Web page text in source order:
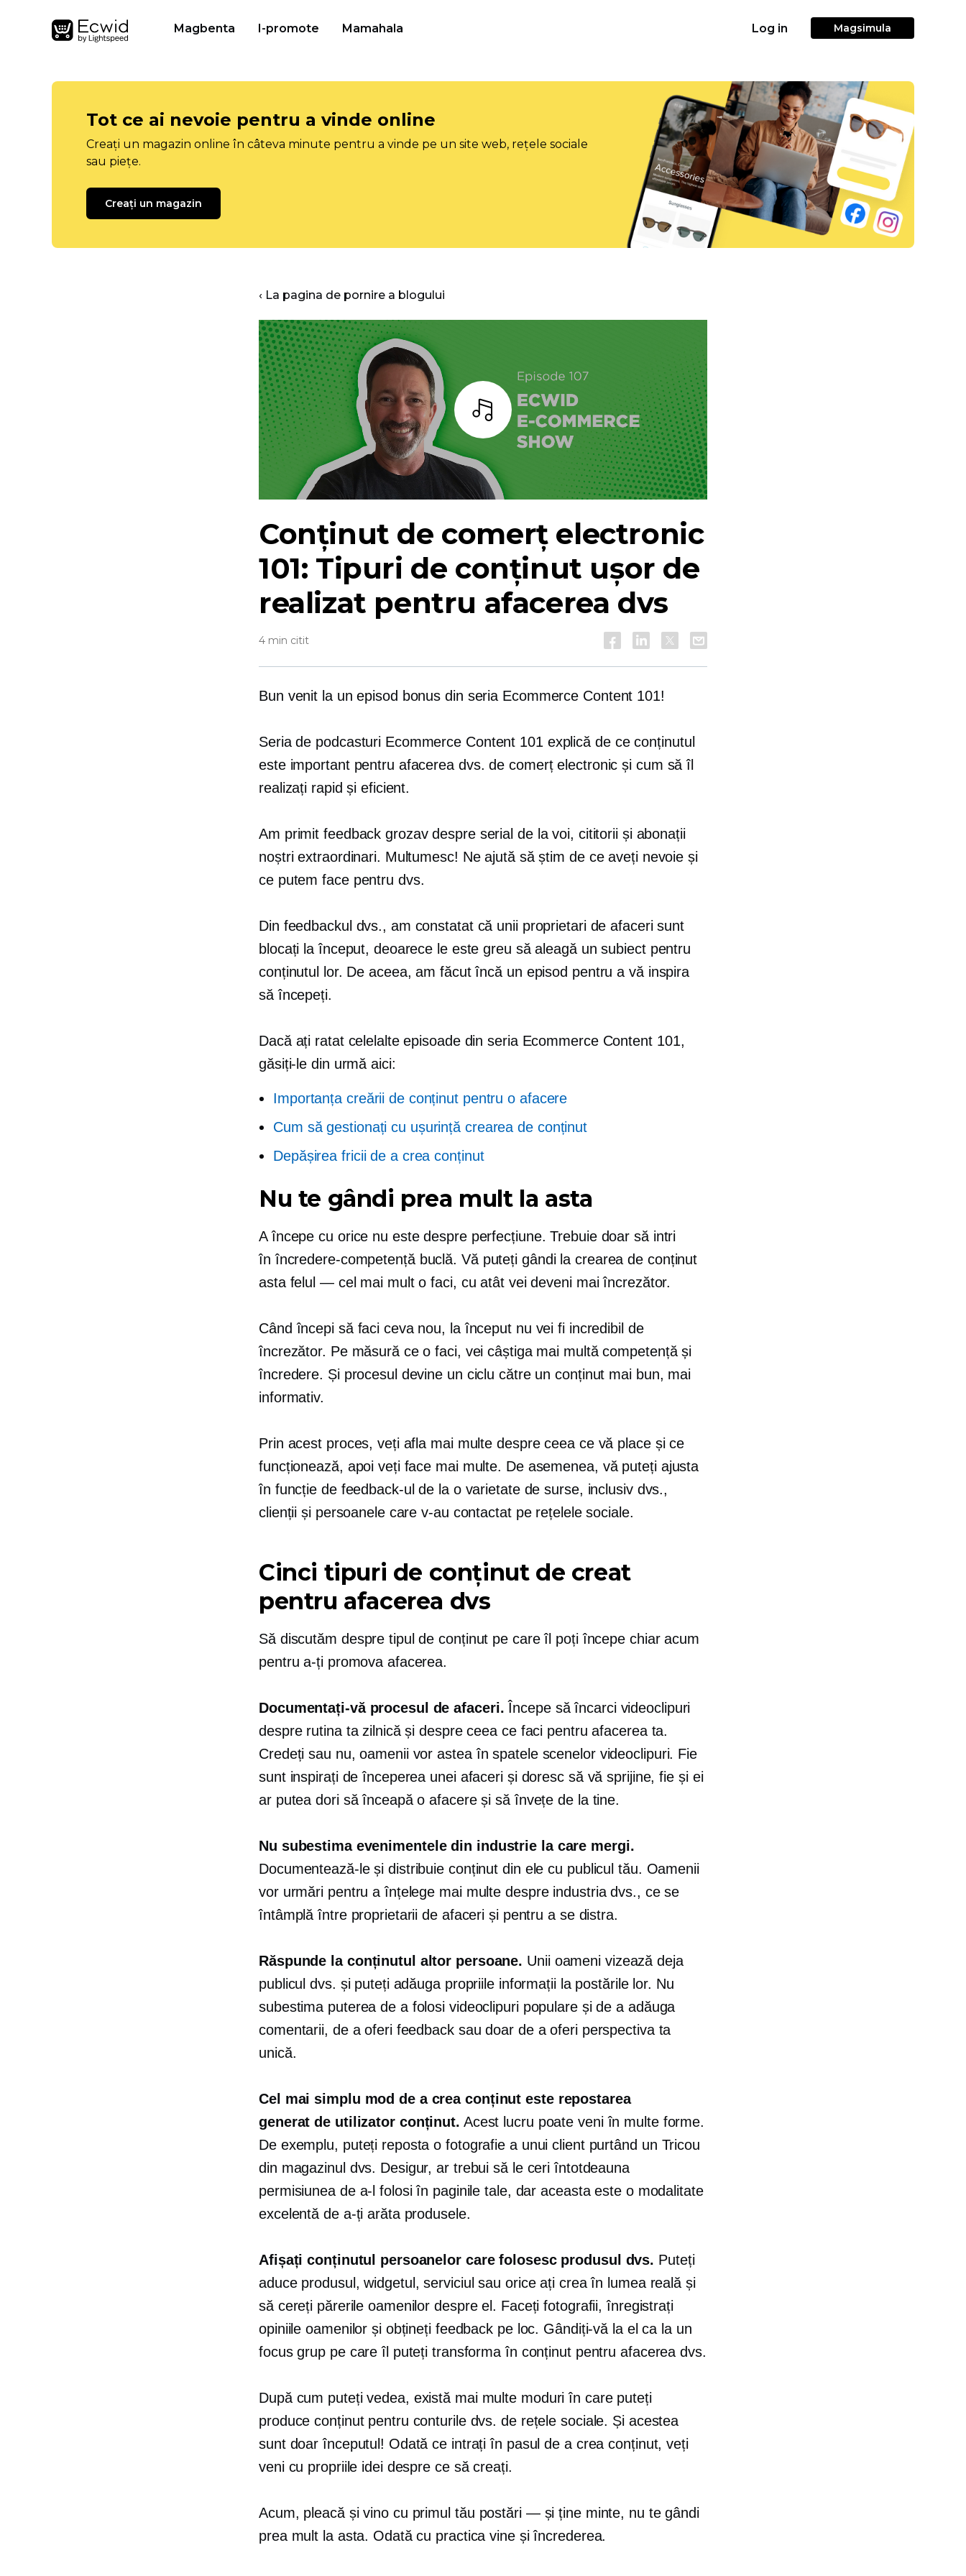
Magbenta I-promote Mamahala Log in Magsimula
Tot ce ai nevoie pentru a vinde online
Creați un magazin online în câteva minute pentru a vinde pe un site web, rețele sociale
sau piețe.
Creați un magazin
‹ La pagina de pornire a blogului
Asculta
Conținut de comerț electronic
101: Tipuri de conținut ușor de
realizat pentru afacerea dvs
4 min citit
Bun venit la un episod bonus din seria Ecommerce Content 101!
Seria de podcasturi Ecommerce Content 101 explică de ce conținutul
este important pentru afacerea dvs. de comerț electronic și cum să îl
realizați rapid și eficient.
Am primit feedback grozav despre serial de la voi, cititorii și abonații
noștri extraordinari. Multumesc! Ne ajută să știm de ce aveți nevoie și
ce putem face pentru dvs.
Din feedbackul dvs., am constatat că unii proprietari de afaceri sunt
blocați la început, deoarece le este greu să aleagă un subiect pentru
conținutul lor. De aceea, am făcut încă un episod pentru a vă inspira
să începeți.
Dacă ați ratat celelalte episoade din seria Ecommerce Content 101,
găsiți-le din urmă aici:
Importanța creării de conținut pentru o afacere
Cum să gestionați cu ușurință crearea de conținut
Depășirea fricii de a crea conținut
Nu te gândi prea mult la asta
A începe cu orice nu este despre perfecțiune. Trebuie doar să intri
înîncredere-competențăbuclă. Vă puteți gândi la crearea de conținut
asta felul — celmai mult o faci, cu atât vei deveni mai încrezător.
Când începi să faci ceva nou, la început nu vei fi incredibil de
încrezător. Pe măsură ce o faci, vei câștiga mai multă competență și
încredere. Și procesul devine un ciclu către un conținut mai bun, mai
informativ.
Prin acest proces, veți afla mai multe despre ceea ce vă place și ce
funcționează, apoi veți face mai multe. De asemenea, vă puteți ajusta
în funcție de feedback-ul de la o varietate de surse, inclusiv dvs.,
clienții și persoanele care v-au contactat pe rețelele sociale.
Cinci tipuri de conținut de creat
pentru afacerea dvs
Să discutăm despre tipul de conținut pe care îl poți începe chiar acum
pentru a-ți promova afacerea.
Documentați-vă procesul de afaceri. Începe să încarci videoclipuri
despre rutina ta zilnică și despre ceea ce faci pentru afacerea ta.
Credeți sau nu, oamenii vor asteaîn spatele scenelorvideoclipuri. Fie
sunt inspirați de începerea unei afaceri și doresc să vă sprijine, fie și ei
ar putea dori să înceapă o afacere și să învețe de la tine.
Nu subestima evenimentele din industrie la care mergi.
Documentează-le și distribuie conținut din ele cu publicul tău. Oamenii
vor urmări pentru a înțelege mai multe despre industria dvs., ce se
întâmplă între proprietarii de afaceri și pentru a se distra.
Răspunde la conținutul altor persoane. Unii oameni vizează deja
publicul dvs. și puteți adăuga propriile informații la postările lor. Nu
subestima puterea de a folosi videoclipuri populare și de a adăuga
comentarii, de a oferi feedback sau doar de a oferi perspectiva ta
unică.
Cel mai simplu mod de a crea conținut este repostarea
generat de utilizatorconținut. Acest lucru poate veni în multe forme.
De exemplu, puteți reposta o fotografie a unui client purtând un Tricou
din magazinul dvs. Desigur, ar trebui să le ceri întotdeauna
permisiunea de a-l folosi în paginile tale, dar aceasta este o modalitate
excelentă de a-ți arăta produsele.
Afișați conținutul persoanelor care folosesc produsul dvs. Puteți
aduce produsul, widgetul, serviciul sau orice ați crea în lumea reală și
să cereți părerile oamenilor despre el. Faceți fotografii, înregistrați
opiniile oamenilor și obțineți feedback pe loc. Gândiți-vă la el ca la un
focus grup pe care îl puteți transforma în conținut pentru afacerea dvs.
După cum puteți vedea, există mai multe moduri în care puteți
produce conținut pentru conturile dvs. de rețele sociale. Și acestea
sunt doar începutul! Odată ce intrați în pasul de a crea conținut, veți
veni cu propriile idei despre ce să creați.
Acum, pleacă și vino cu primul tău postări — și ține minte, nu te gândi
prea mult la asta. Odată cu practica vine și încrederea.